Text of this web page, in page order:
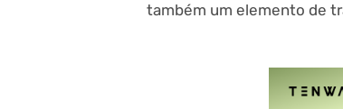
também um elemento de